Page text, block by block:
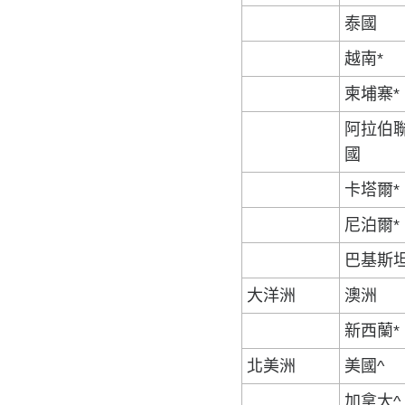
泰國
越南*
柬埔寨*
阿拉伯
國
卡塔爾*
尼泊爾*
巴基斯
大洋洲
澳洲
新西蘭*
北美洲
美國^